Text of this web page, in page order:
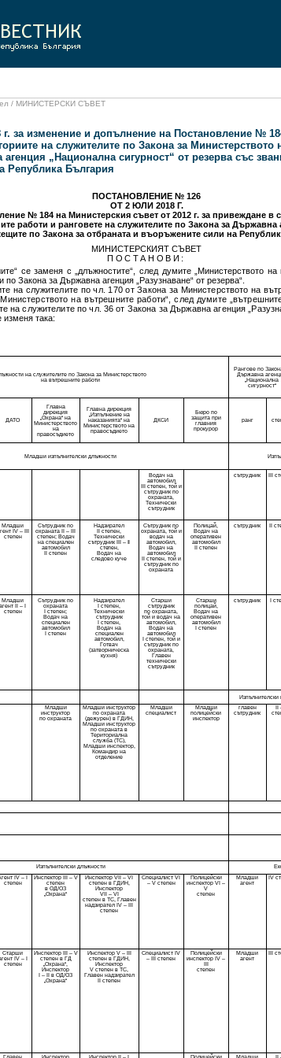
/ МИНИСТЕРСКИ СЪВЕТ
за изменение и допълнение на Постановление №
на служителите по Закона за
„Национална сигурност“ от резерва със
Република България
ПОСТАНОВЛЕНИЕ № 126
ОТ 2 ЮЛИ 2018 Г.
№ 184 на Министерския съвет от 2012 г. за привеждане в
работи и ранговете на служителите по Закона за Държавна
по Закона за отбраната и въоръжените сили на
МИНИСТЕРСКИЯТ СЪВЕТ
ПОСТАНОВИ:
се заменя с „длъжностите“, след думите „Министерството
Закона за Държавна агенция „Разузнаване“ от резерва“.
на служителите по чл. 170 от Закона за Министерството на
на вътрешните работи“, след думите
на служителите по чл. 36 от Закона за Държавна агенция
така:
на служителите по Закона за Министерството
на вътрешните работи
Рангове по
Държавна
„Национална
сигурност“
ДАТО
Главна
дирекция
„Охрана“ на
Министерството
на
правосъдието
Главна дирекция
„Изпълнение на
наказанията“ на
Министерството на
правосъдието
ДКСИ
Бюро по
защита при
главния
прокурор
ранг
Младши изпълнителски длъжности
Водач на
автомобил
III степен, той и
сътрудник по
охраната,
Технически
сътрудник
сътрудник III
Младши
IV – III
степен
Сътрудник по
охраната II – III
степен; Водач
на специален
автомобил
II степен
Надзирател
ІІ степен,
Технически
сътрудник
ІІІ – ІІ
степен,
Водач на
следово куче
Сътрудник по
охраната, той и
водач на
автомобил,
Водач на
автомобил
II степен, той и
сътрудник по
охраната
Полицай,
Водач на
оперативен
автомобил
II степен
сътрудник II
Младши
агент II – I
степен
Сътрудник по
охраната
I степен;
Водач на
специален
автомобил
I степен
Надзирател
І степен,
Технически
сътрудник
І степен,
Водач на
специален
автомобил,
Готвач
(затворническа
кухня)
Старши
сътрудник
по охраната,
той и водач на
автомобил,
Водач на
автомобил
I степен, той и
сътрудник по
охраната,
Главен
технически
сътрудник
Старши
полицай,
Водач на
оперативен
автомобил
I степен
сътрудник I
Младши
инструктор
по охраната
Младши инструктор
по охраната
(дежурен) в ГДИН,
Младши инструктор
по охраната в
Териториална
служба (ТС),
Младши инспектор,
Командир на
отделение
Младши
специалист
Младши
полицейски
инспектор
главен
сътрудник
II
Изпълнителски длъжности
IV – I
степен
Инспектор III – V
степен
в ОД/ОЗ
„Охрана“
Инспектор VІІ – VІ
степен в ГДИН,
Инспектор
VІІ – VІ
степен в ТС, Главен
надзирател ІV – ІІІ
степен
Специалист VI
– V степен
Полицейски
инспектор VI –
V
степен
Младши
агент
IV
Старши
IV – I
степен
Инспектор III – V
степен в ГД
„Охрана“,
Инспектор
I – II в ОД/ОЗ
„Охрана“
Инспектор V – ІІІ
степен в ГДИН,
Инспектор
V степен в ТС,
Главен надзирател
ІІ степен
Специалист IV
–
III степен
Полицейски
инспектор IV –
степен
Младши
агент
III